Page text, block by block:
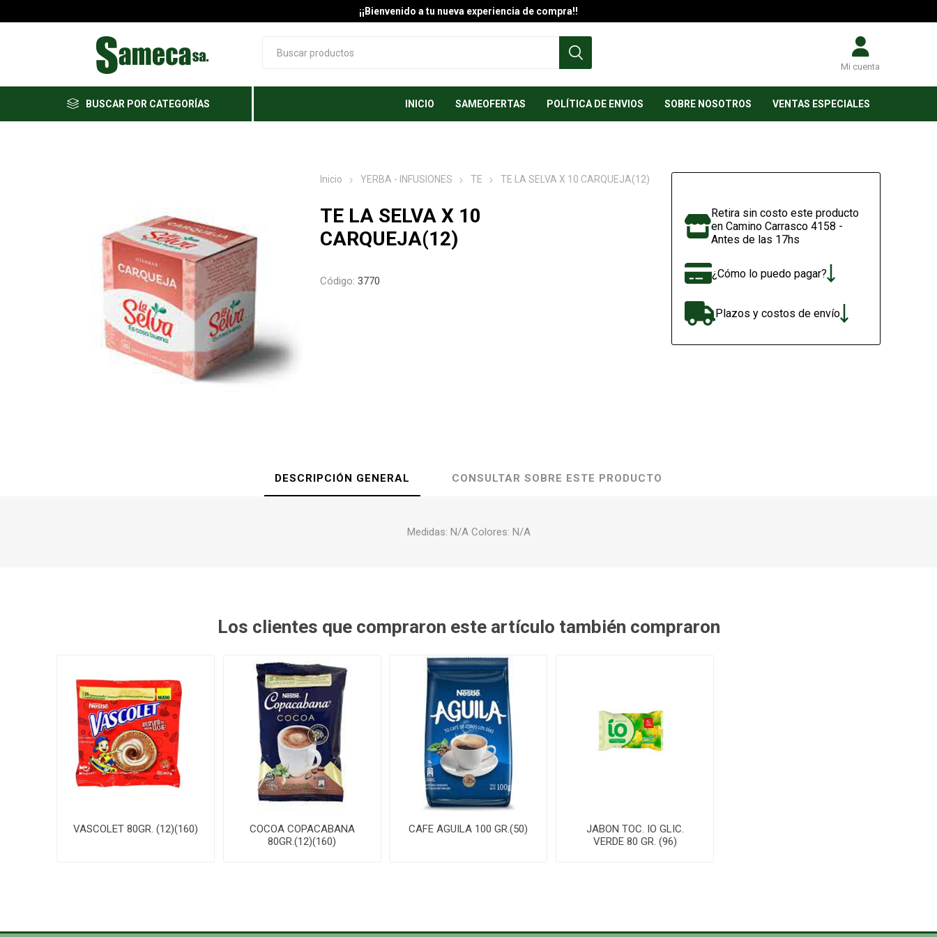
¡¡Bienvenido a tu nueva experiencia de compra!!
Mi cuenta
BUSCAR POR CATEGORÍAS INICIO SAMEOFERTAS POLÍTICA DE ENVIOS SOBRE NOSOTROS VENTAS ESPECIALES
Inicio YERBA - INFUSIONES TE TE LA SELVA X 10 CARQUEJA(12)
TE LA SELVA X 10
CARQUEJA(12)
Código: 3770
Retira sin costo este producto
en Camino Carrasco 4158 -
Antes de las 17hs
¿Cómo lo puedo pagar?
Plazos y costos de envío
DESCRIPCIÓN GENERAL CONSULTAR SOBRE ESTE PRODUCTO
Medidas: N/A Colores: N/A
Los clientes que compraron este artículo también compraron
VASCOLET 80GR. (12)(160)
COCOA COPACABANA
80GR.(12)(160)
CAFE AGUILA 100 GR.(50)
JABON TOC. IO GLIC.
VERDE 80 GR. (96)